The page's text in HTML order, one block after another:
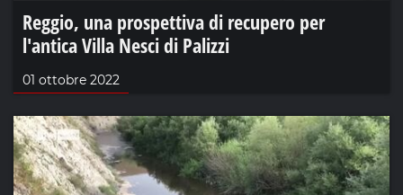
Reggio, una prospettiva di recupero per
l'antica Villa Nesci di Palizzi
01 ottobre 2022